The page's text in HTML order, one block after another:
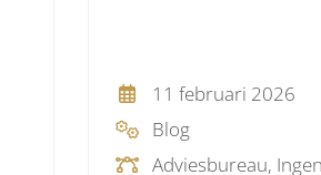
11 februari 2026
Blog